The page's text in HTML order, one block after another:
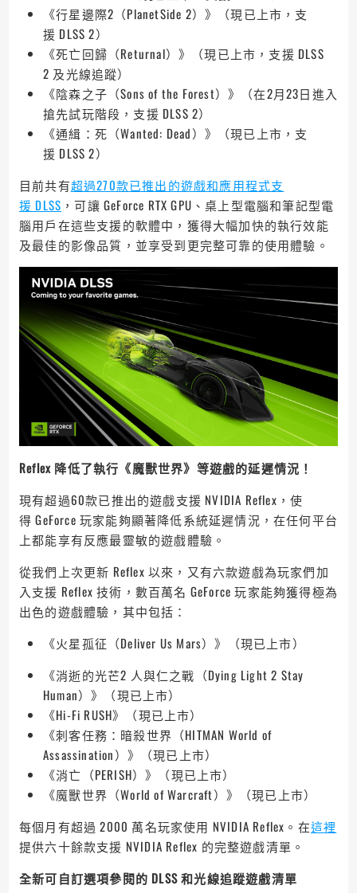
《行星邊際2（PlanetSide 2）》（現已上市，支
援 DLSS 2）
《死亡回歸（Returnal）》（現已上市，支援 DLSS
2 及光線追蹤）
《陰森之子（Sons of the Forest）》（在2月23日進入
搶先試玩階段，支援 DLSS 2）
《通緝：死（Wanted: Dead）》（現已上市，支
援 DLSS 2）
目前共有超過270款已推出的遊戲和應用程式支
援 DLSS ，可讓 GeForce RTX GPU、桌上型電腦和筆記型電
腦用戶在這些支援的軟體中，獲得大幅加快的執行效能
及最佳的影像品質，並享受到更完整可靠的使用體驗。
Reflex 降低了執行《魔獸世界》等遊戲的延遲情況！
現有超過60款已推出的遊戲支援 NVIDIA Reflex，使
得 GeForce 玩家能夠顯著降低系統延遲情況，在任何平台
上都能享有反應最靈敏的遊戲體驗。
從我們上次更新 Reflex 以來，又有六款遊戲為玩家們加
入支援 Reflex 技術，數百萬名 GeForce 玩家能夠獲得極為
出色的遊戲體驗，其中包括：
《火星孤征（Deliver Us Mars）》（現已上市）
《消逝的光芒2 人與仁之戰（Dying Light 2 Stay
Human）》（現已上市）
《Hi-Fi RUSH》（現已上市）
《刺客任務：暗殺世界（HITMAN World of
Assassination）》（現已上市）
《消亡（PERISH）》（現已上市）
《魔獸世界（World of Warcraft）》（現已上市）
每個月有超過 2000 萬名玩家使用 NVIDIA Reflex。在這裡
提供六十餘款支援 NVIDIA Reflex 的完整遊戲清單。
全新可自訂選項參閱的 DLSS和光線追蹤遊戲清單